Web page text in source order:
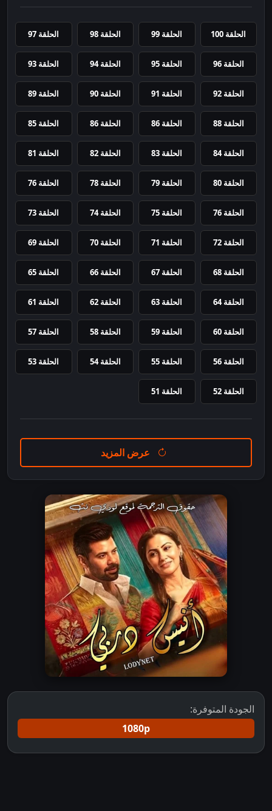
الحلقة 100 الحلقة 99 الحلقة 98 الحلقة 97
الحلقة 96 الحلقة 95 الحلقة 94 الحلقة 93
الحلقة 92 الحلقة 91 الحلقة 90 الحلقة 89
الحلقة 88 الحلقة 86 الحلقة 86 الحلقة 85
الحلقة 84 الحلقة 83 الحلقة 82 الحلقة 81
الحلقة 80 الحلقة 79 الحلقة 78 الحلقة 76
الحلقة 76 الحلقة 75 الحلقة 74 الحلقة 73
الحلقة 72 الحلقة 71 الحلقة 70 الحلقة 69
الحلقة 68 الحلقة 67 الحلقة 66 الحلقة 65
الحلقة 64 الحلقة 63 الحلقة 62 الحلقة 61
الحلقة 60 الحلقة 59 الحلقة 58 الحلقة 57
الحلقة 56 الحلقة 55 الحلقة 54 الحلقة 53
الحلقة 52 الحلقة 51
عرض المزيد
الجودة المتوفرة:
1080p